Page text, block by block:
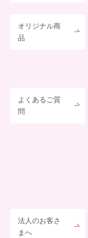
オリジナル商
品
よくあるご質
問
法人のお客さ
まへ